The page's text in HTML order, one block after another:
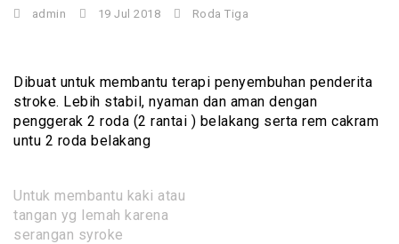
admin 19 Jul 2018 Roda Tiga
Dibuat untuk membantu terapi penyembuhan penderita
stroke. Lebih stabil, nyaman dan aman dengan
penggerak 2 roda (2 rantai ) belakang serta rem cakram
untu 2 roda belakang
Untuk membantu kaki atau
tangan yg lemah karena
serangan syroke